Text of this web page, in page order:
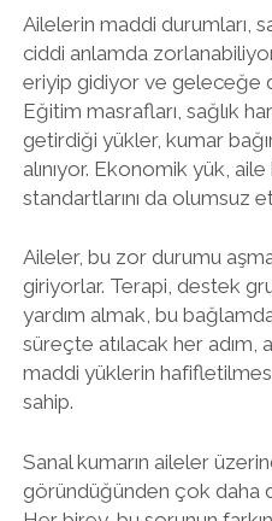
Ailelerin maddi durumları,
ciddi anlamda
eriyip gidiyor ve geleceğe
Eğitim masrafları, sağlık
getirdiği yükler, kumar
alınıyor. Ekonomik yük,
standartlarını da olumsuz
Aileler, bu zor durumu
giriyorlar. Terapi, destek
yardım almak, bu
süreçte atılacak her adım,
maddi yüklerin
sahip.
Sanal kumarın aileler
göründüğünden çok daha